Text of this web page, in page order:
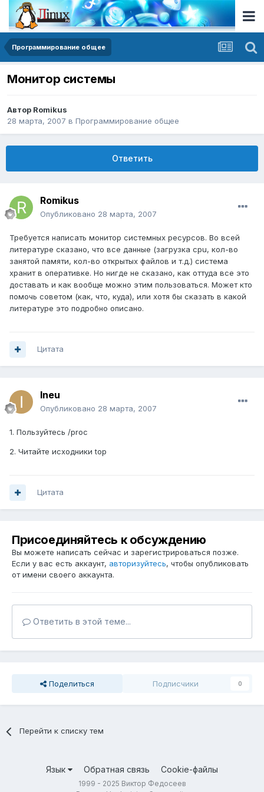
Программирование общее
Монитор системы
Автор Romikus
28 марта, 2007 в Программирование общее
Ответить
Romikus
Опубликовано 28 марта, 2007
Требуется написать монитор системных ресурсов. Во всей
литературе сказано, что все данные (загрузка cpu, кол-во
занятой памяти, кол-во открытых файлов и т.д.) система
хранит в оперативке. Но нигде не сказано, как оттуда все это
доставать и как вообще можно этим пользоваться. Может кто
помочь советом (как, что, куда), или хотя бы сказать в какой
литературе это подробно описано.
Цитата
Ineu
Опубликовано 28 марта, 2007
1. Пользуйтесь /proc
2. Читайте исходники top
Цитата
Присоединяйтесь к обсуждению
Вы можете написать сейчас и зарегистрироваться позже.
Если у вас есть аккаунт, авторизуйтесь, чтобы опубликовать
от имени своего аккаунта.
Ответить в этой теме...
Поделиться Подписчики 0
Перейти к списку тем
Язык Обратная связь Cookie-файлы
1999 - 2025 Виктор Федосеев